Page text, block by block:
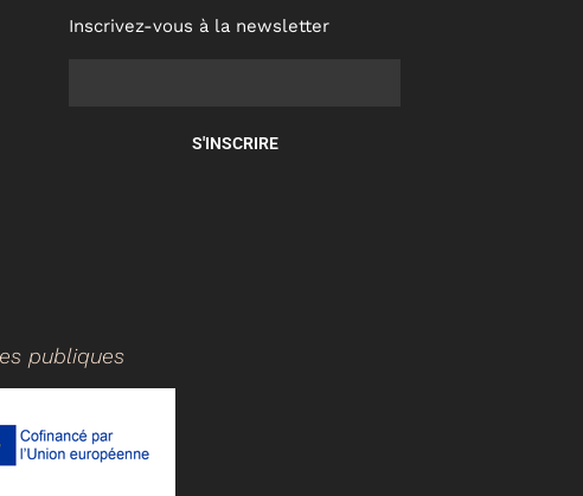
Inscrivez-vous à la newsletter
S'INSCRIRE
publiques